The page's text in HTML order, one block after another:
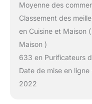
Moyenne des
Classement des
en Cuisine et Maison
Maison )
633 en Purificateurs
Date de mise en
2022